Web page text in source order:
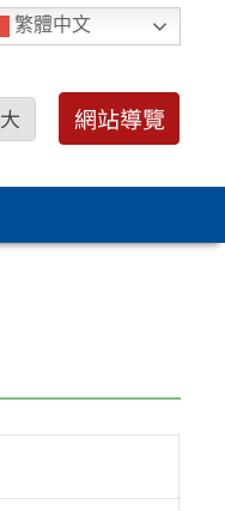
繁體中文
大 網站導覽